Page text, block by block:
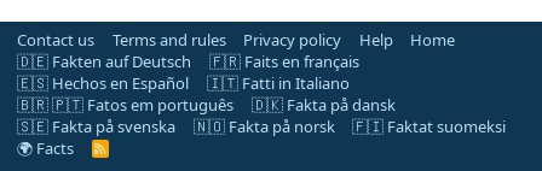
Contact us Terms and rules Privacy policy Help
Home
🇩🇪 Fakten auf Deutsch
🇫🇷 Faits en français
🇪🇸 Hechos en Español
🇮🇹 Fatti in Italiano
🇧🇷 🇵🇹 Fatos em português
🇩🇰 Fakta på dansk
🇸🇪 Fakta på svenska
🇳🇴 Fakta på norsk
🇫🇮 Faktat suomeksi
🌍 Facts
R